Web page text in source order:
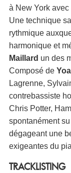
à New York
Une technique
rythmique
harmonique et
Maillard un des
Composé de
Lagrenne,
contrebassiste
Chris Potter,
spontanément
dégageant une
exigeantes du
TRACKLISTING